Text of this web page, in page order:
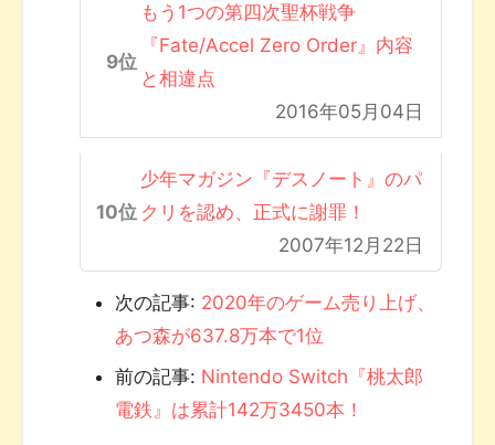
もう1つの第四次聖杯戦争
『Fate/Accel Zero Order』内容
と相違点
2016年05月04日
少年マガジン『デスノート』のパ
クリを認め、正式に謝罪！
2007年12月22日
次の記事: 2020年のゲーム売り上げ、
あつ森が637.8万本で1位
前の記事: Nintendo Switch『桃太郎
電鉄』は累計142万3450本！